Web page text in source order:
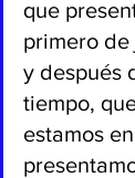
que
primero de
y después
tiempo,
estamos